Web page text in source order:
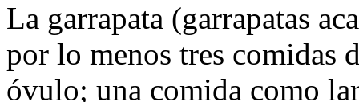
La garrapata (garrapatas
por lo menos tres comidas
óvulo; una comida como